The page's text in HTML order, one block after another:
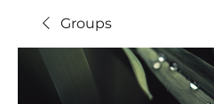
Groups